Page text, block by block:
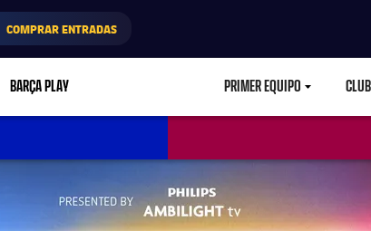
COMPRAR ENTRADAS
BARÇA PLAY PRIMER EQUIPO CLUB